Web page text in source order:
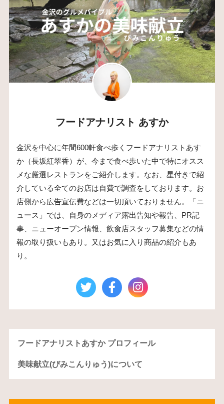
フードアナリスト あすか
金沢を中心に年間600軒食べ歩くフードアナリストあす
か（長坂紅翠香）が、今まで食べ歩いた中で特にオスス
メな厳選レストランをご紹介します。なお、星付きで紹
介している全てのお店は自費で調査をしております。お
店側から広告宣伝費などは一切頂いておりません。「ニ
ュース」では、自身のメディア露出告知や報告、PR記
事、ニューオープン情報、飲食店スタッフ募集などの情
報の取り扱いもあり。又はお気に入り商品の紹介もあ
り。
フードアナリストあすか プロフィール
美味献立(びみこんりゅう)について